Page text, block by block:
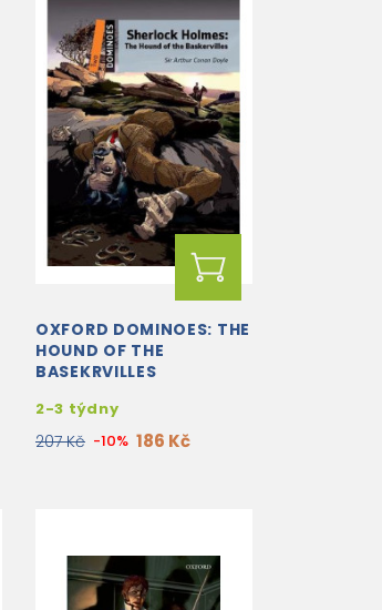
OXFORD DOMINOES: THE
HOUND OF THE
BASEKRVILLES
2-3 týdny
207 Kč -10% 186 Kč